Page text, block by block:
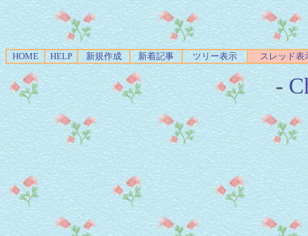
HOME HELP 新規作成 新着記事 ツリー表示 スレッド表
-